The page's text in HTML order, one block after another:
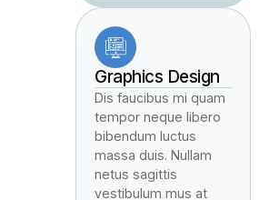
Graphics Design
Dis faucibus mi quam
tempor neque libero
bibendum luctus
massa duis. Nullam
netus sagittis
vestibulum mus at